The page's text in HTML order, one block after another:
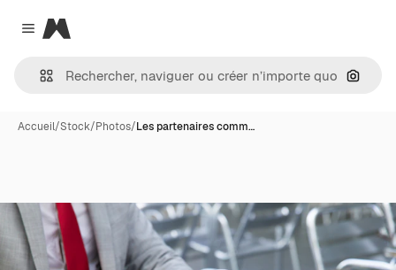
Close menu
Magnific
Accueil/Stock/Photos/Les partenaires comm…